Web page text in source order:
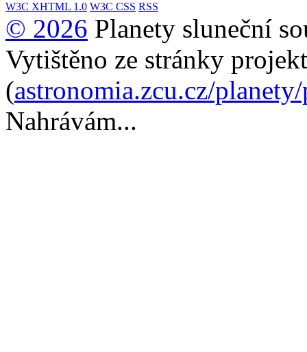
W3C XHTML 1.0 W3C CSS RSS
© 2026 Planety sluneční
Vytištěno ze stránky
(astronomia.zcu.cz/
Nahrávám...